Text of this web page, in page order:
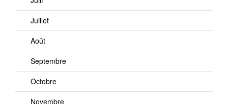
Juillet
Août
Septembre
Octobre
Novembre